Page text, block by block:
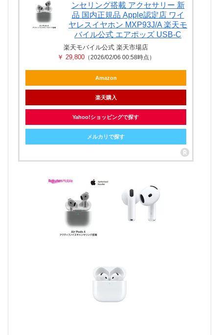
ンセリング搭載 アクセサリー 新
品 国内正規品 Apple認定店 ワイ
ヤレスイヤホン MXP93J/A 楽天モ
バイル公式 エアポッズ USB-C
楽天モバイル公式 楽天市場店
￥ 29,800（2026/02/06 00:58時点）
Amazon
楽天購入
Yahoo!ショッピングで探す
メルカリで探す